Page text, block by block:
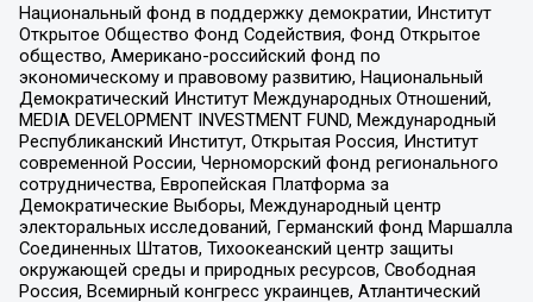
Национальный фонд в поддержку демократии, Институт
Открытое Общество Фонд Содействия, Фонд Открытое
общество, Американо-российский фонд по
экономическому и правовому развитию, Национальный
Демократический Институт Международных Отношений,
MEDIA DEVELOPMENT INVESTMENT FUND, Международный
Республиканский Институт, Открытая Россия, Институт
современной России, Черноморский фонд регионального
сотрудничества, Европейская Платформа за
Демократические Выборы, Международный центр
электоральных исследований, Германский фонд Маршалла
Соединенных Штатов, Тихоокеанский центр защиты
окружающей среды и природных ресурсов, Свободная
Россия, Всемирный конгресс украинцев, Атлантический